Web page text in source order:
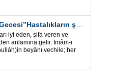
Arabi ayın ilk Gecesi”Hastalıkların şifa için” Eş-Şafi
iyi eden, şifa veren ve
anlamına gelir. İmâm-ı
beyânı vechile; her